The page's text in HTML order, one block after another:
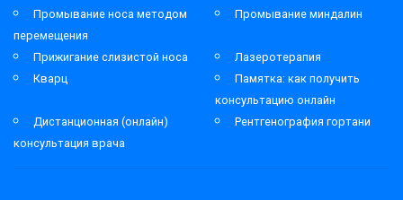
Промывание носа методом
перемещения
Промывание миндалин
Прижигание слизистой носа
Лазеротерапия
Кварц
Памятка: как получить
консультацию онлайн
Дистанционная (онлайн)
консультация врача
Рентгенография гортани